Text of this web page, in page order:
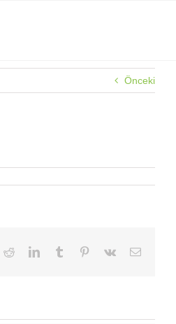
Önceki
RedditLinkedInTumblr Pinterest
Vk
E-